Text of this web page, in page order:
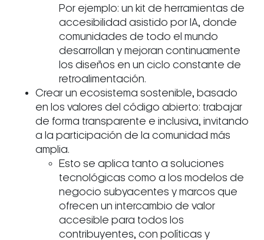
Por ejemplo: un kit de herramientas de
accesibilidad asistido por IA, donde
comunidades de todo el mundo
desarrollan y mejoran continuamente
los diseños en un ciclo constante de
retroalimentación.
Crear un ecosistema sostenible, basado
en los valores del código abierto: trabajar
de forma transparente e inclusiva, invitando
a la participación de la comunidad más
amplia.
Esto se aplica tanto a soluciones
tecnológicas como a los modelos de
negocio subyacentes y marcos que
ofrecen un intercambio de valor
accesible para todos los
contribuyentes, con políticas y